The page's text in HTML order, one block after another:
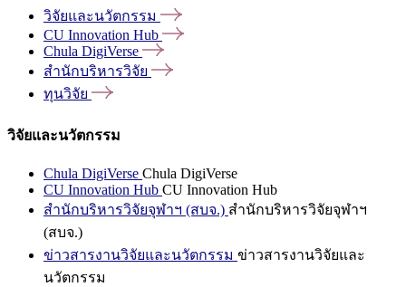
วิจัยและนวัตกรรม
CU Innovation Hub
Chula DigiVerse
สำนักบริหารวิจัย
ทุนวิจัย
วิจัยและนวัตกรรม
Chula DigiVerse Chula DigiVerse
CU Innovation Hub CU Innovation Hub
สำนักบริหารวิจัยจุฬาฯ (สบจ.) สำนักบริหารวิจัยจุฬาฯ
(สบจ.)
ข่าวสารงานวิจัยและนวัตกรรม ข่าวสารงานวิจัยและ
นวัตกรรม